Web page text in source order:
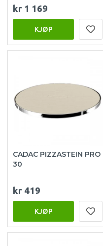
kr 1 169
KJØP
CADAC PIZZASTEIN PRO
30
kr 419
KJØP